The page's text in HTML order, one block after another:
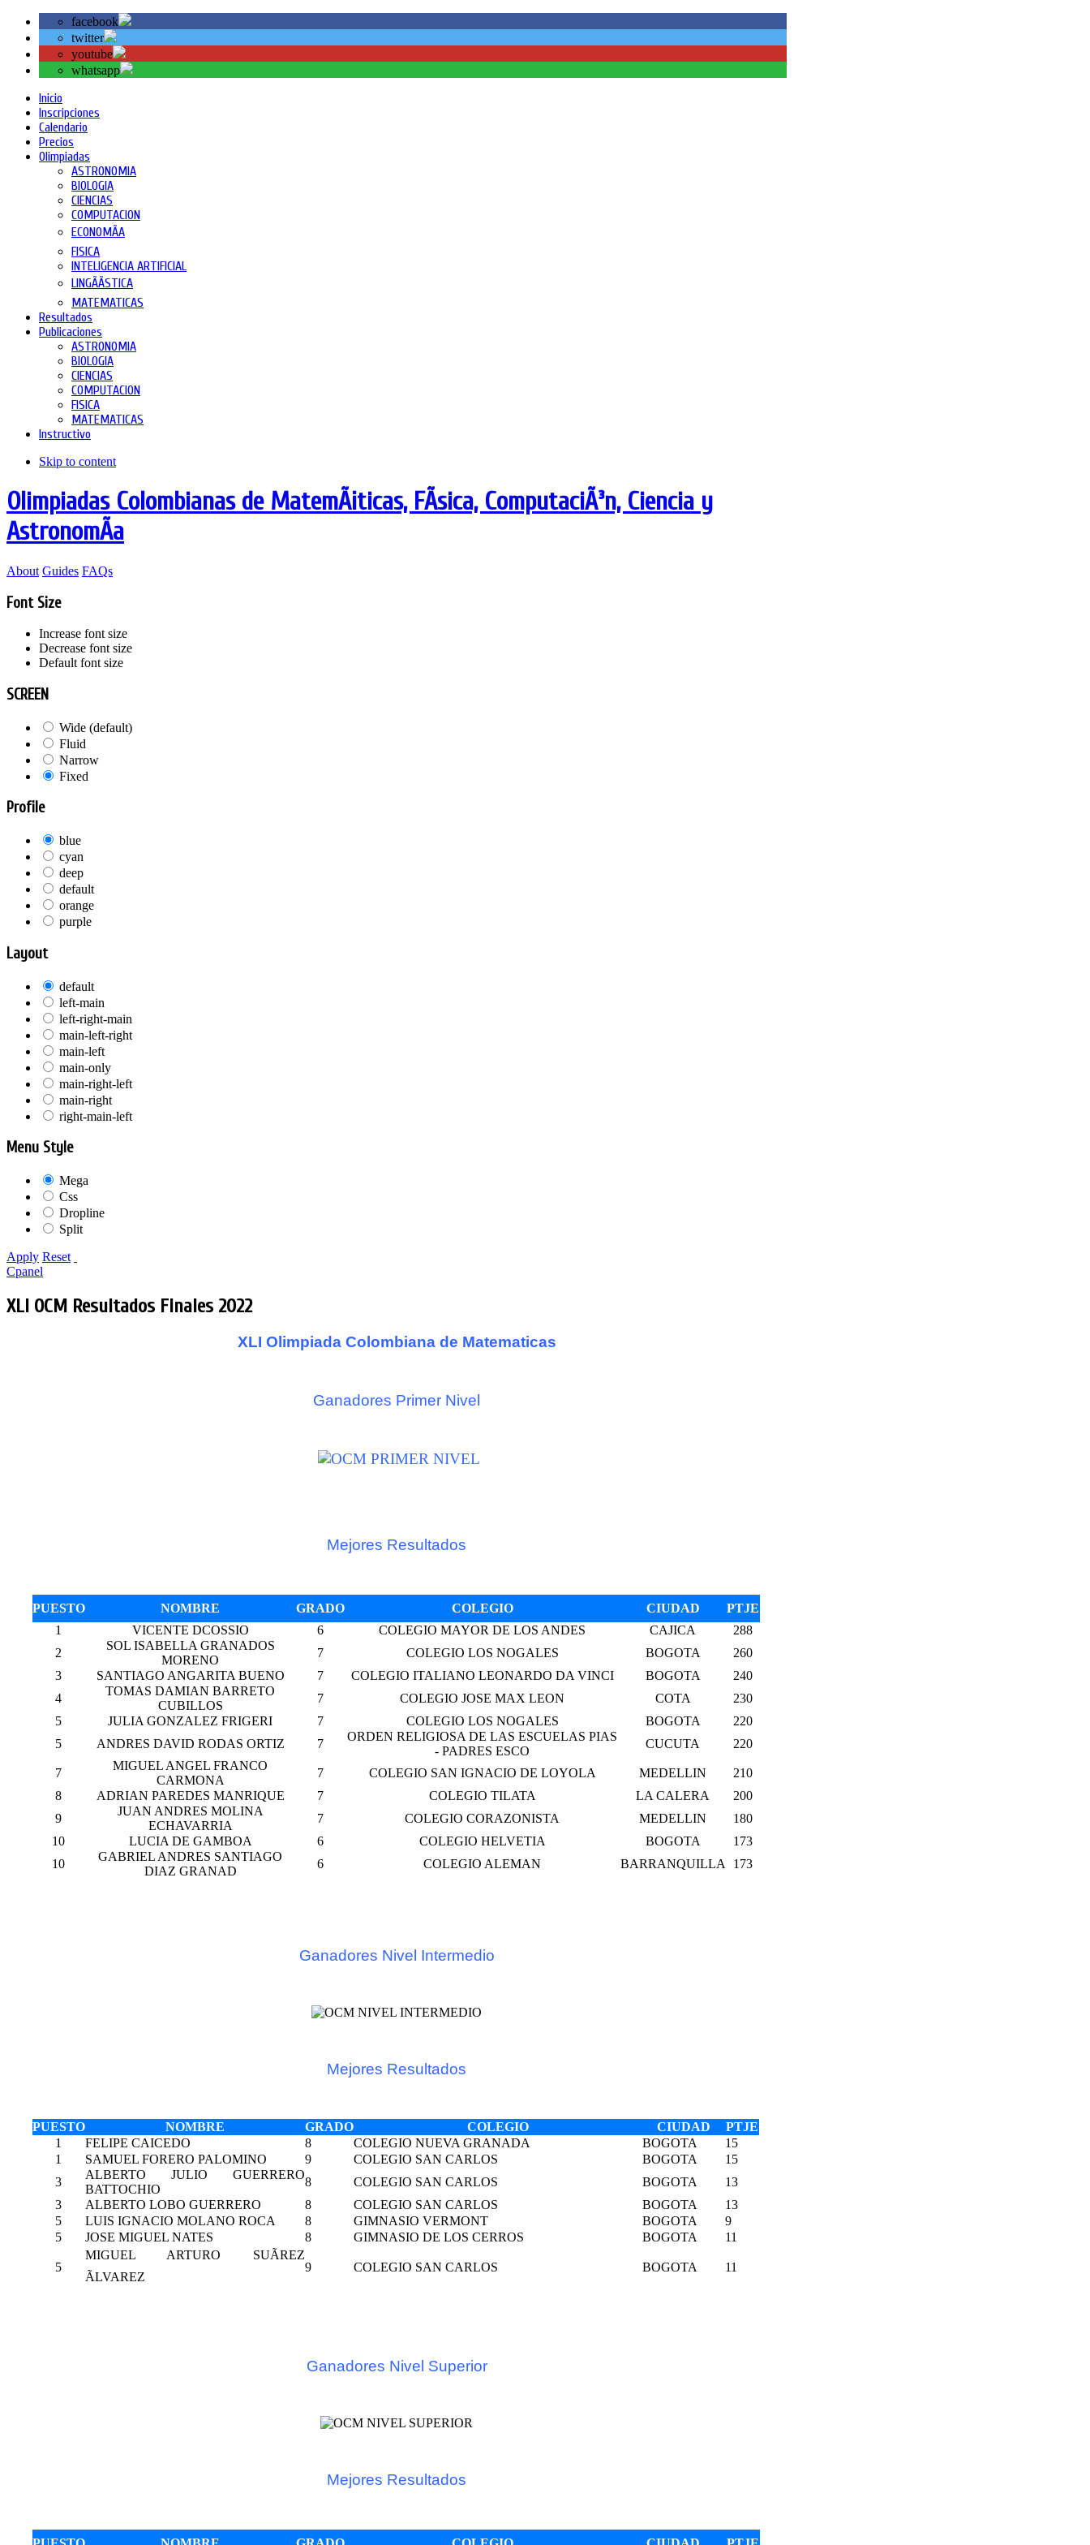
facebook
twitter
youtube
whatsapp
Inicio
Inscripciones
Calendario
Precios
Olimpiadas
ASTRONOMIA
BIOLOGIA
CIENCIAS
COMPUTACION
ECONOMÃA
FISICA
INTELIGENCIA ARTIFICIAL
LINGÃÃSTICA
MATEMATICAS
Resultados
Publicaciones
ASTRONOMIA
BIOLOGIA
CIENCIAS
COMPUTACION
FISICA
MATEMATICAS
Instructivo
Skip to content
Olimpiadas Colombianas de MatemÃ¡ticas, FÃ­sica, ComputaciÃ³n, Ciencia y
AstronomÃ­a
About Guides FAQs
Font Size
Increase font size
Decrease font size
Default font size
SCREEN
Wide (default)
Fluid
Narrow
Fixed
Profile
blue
cyan
deep
default
orange
purple
Layout
default
left-main
left-right-main
main-left-right
main-left
main-only
main-right-left
main-right
right-main-left
Menu Style
Mega
Css
Dropline
Split
Apply Reset
Cpanel
XLI OCM Resultados Finales 2022
XLI Olimpiada Colombiana de Matematicas
Ganadores Primer Nivel
Mejores Resultados
PUESTO NOMBRE GRADO COLEGIO CIUDAD
PTJE
1
VICENTE DCOSSIO 6 COLEGIO MAYOR DE LOS ANDES CAJICA
288
2
SOL ISABELLA GRANADOS
MORENO
7 COLEGIO LOS NOGALES BOGOTA
260
3
SANTIAGO ANGARITA BUENO 7 COLEGIO ITALIANO LEONARDO DA VINCI BOGOTA
240
4
TOMAS DAMIAN BARRETO
CUBILLOS
7 COLEGIO JOSE MAX LEON COTA
230
5
JULIA GONZALEZ FRIGERI 7 COLEGIO LOS NOGALES BOGOTA
220
5
ANDRES DAVID RODAS ORTIZ 7
ORDEN RELIGIOSA DE LAS ESCUELAS PIAS
- PADRES ESCO
CUCUTA 220
7
MIGUEL ANGEL FRANCO
CARMONA
7 COLEGIO SAN IGNACIO DE LOYOLA MEDELLIN
210
8
ADRIAN PAREDES MANRIQUE 7 COLEGIO TILATA LA CALERA
200
9
JUAN ANDRES MOLINA
ECHAVARRIA
7 COLEGIO CORAZONISTA MEDELLIN
180
10
LUCIA DE GAMBOA 6 COLEGIO HELVETIA BOGOTA
173
10
GABRIEL ANDRES SANTIAGO
DIAZ GRANAD
6 COLEGIO ALEMAN BARRANQUILLA 173
Ganadores Nivel Intermedio
Mejores Resultados
PUESTO NOMBRE GRADO COLEGIO CIUDAD
PTJE
1
FELIPE CAICEDO 8 COLEGIO NUEVA GRANADA BOGOTA
15
1
SAMUEL FORERO PALOMINO 9 COLEGIO SAN CARLOS BOGOTA
15
3
ALBERTO JULIO GUERRERO
BATTOCHIO
8 COLEGIO SAN CARLOS BOGOTA
13
3
ALBERTO LOBO GUERRERO 8 COLEGIO SAN CARLOS BOGOTA
13
5
LUIS IGNACIO MOLANO ROCA 8 GIMNASIO VERMONT BOGOTA
9
5
JOSE MIGUEL NATES 8 GIMNASIO DE LOS CERROS BOGOTA 11
5
MIGUEL ARTURO SUÃREZ
ÃLVAREZ
9 COLEGIO SAN CARLOS BOGOTA 11
Ganadores Nivel Superior
Mejores Resultados